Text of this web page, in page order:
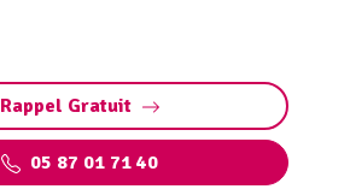
Rappel Gratuit
05 87 01 71 40